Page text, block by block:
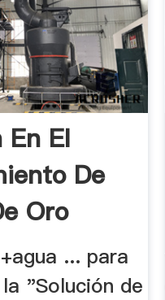
En El
De
Oro
... para
"Solución de